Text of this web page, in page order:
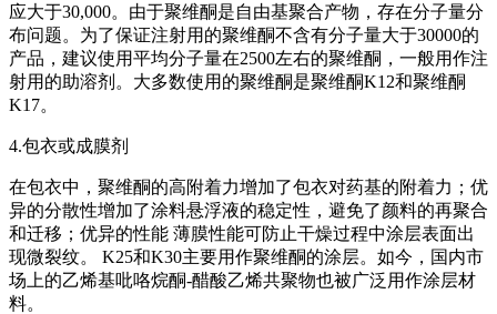
应大于30,000。由于聚维酮是自由基聚合产物，存在分子量分
布问题。为了保证注射用的聚维酮不含有分子量大于30000的
产品，建议使用平均分子量在2500左右的聚维酮，一般用作注
射用的助溶剂。大多数使用的聚维酮是聚维酮K12和聚维酮
K17。
4.包衣或成膜剂
在包衣中，聚维酮的高附着力增加了包衣对药基的附着力；优
异的分散性增加了涂料悬浮液的稳定性，避免了颜料的再聚合
和迁移；优异的性能 薄膜性能可防止干燥过程中涂层表面出
现微裂纹。 K25和K30主要用作聚维酮的涂层。如今，国内市
场上的乙烯基吡咯烷酮-醋酸乙烯共聚物也被广泛用作涂层材
料。